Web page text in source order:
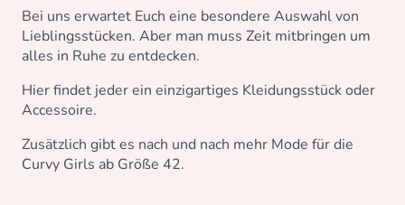
Bei uns erwartet Euch eine besondere Auswahl von
Lieblingsstücken. Aber man muss Zeit mitbringen um
alles in Ruhe zu entdecken.
Hier findet jeder ein einzigartiges Kleidungsstück oder
Accessoire.
Zusätzlich gibt es nach und nach mehr Mode für die
Curvy Girls ab Größe 42.